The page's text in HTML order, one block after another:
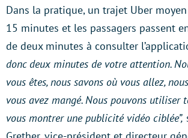
Dans la pratique, un trajet Uber
15 minutes et les passagers passent
de deux minutes à consulter
donc deux minutes de votre attention.
vous êtes, nous savons où vous allez,
vous avez mangé. Nous pouvons utiliser
vous montrer une publicité vidéo ciblée”,